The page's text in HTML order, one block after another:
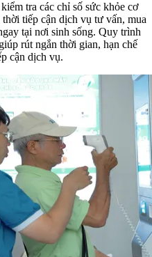
tra các chỉ số sức khỏe cơ
tiếp cận dịch vụ tư vấn, mua
tại nơi sinh sống. Quy trình
rút ngắn thời gian, hạn chế
cận dịch vụ.